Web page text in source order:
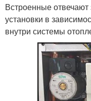
Встроенные отвечают
установки в
внутри системы